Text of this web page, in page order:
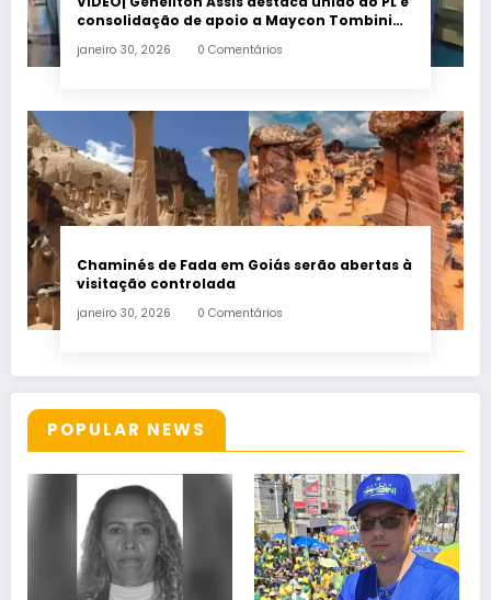
consolidação de apoio a Maycon Tombini
janeiro 30, 2026 0 Comentários
Chaminés de Fada em Goiás serão abertas à
visitação controlada
janeiro 30, 2026 0 Comentários
POPULAR NEWS